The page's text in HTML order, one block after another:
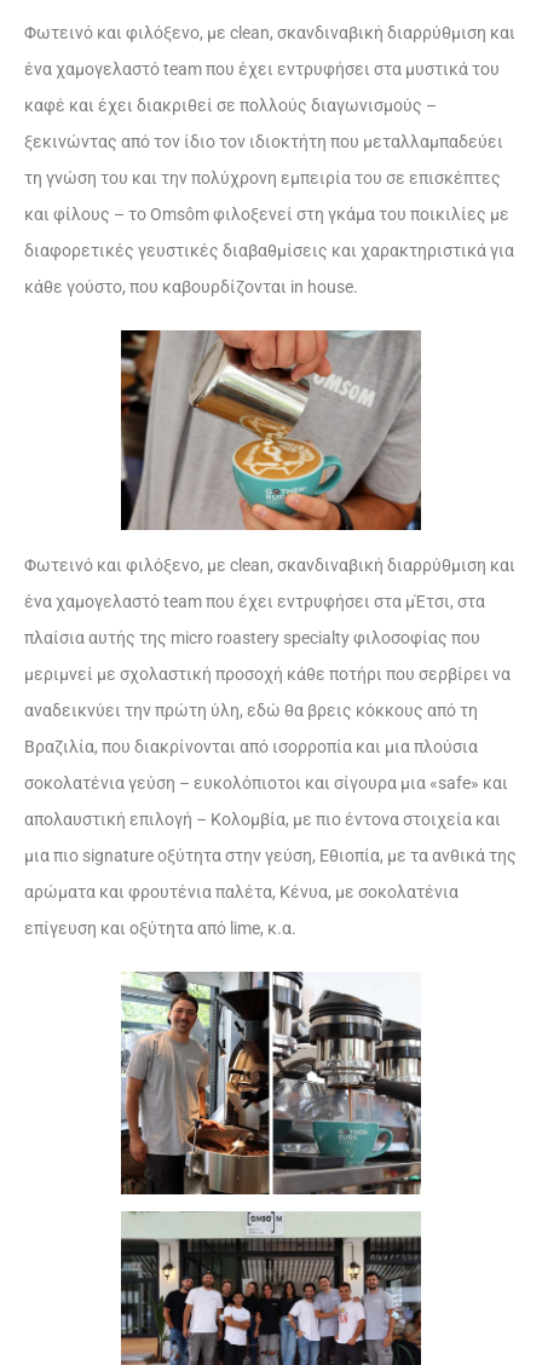
Φωτεινό και φιλόξενο, με clean, σκανδιναβική διαρρύθμιση και
ένα χαμογελαστό team που έχει εντρυφήσει στα μυστικά του
καφέ και έχει διακριθεί σε πολλούς διαγωνισμούς –
ξεκινώντας από τον ίδιο τον ιδιοκτήτη που μεταλλαμπαδεύει
τη γνώση του και την πολύχρονη εμπειρία του σε επισκέπτες
και φίλους – το Omsôm φιλοξενεί στη γκάμα του ποικιλίες με
διαφορετικές γευστικές διαβαθμίσεις και χαρακτηριστικά για
κάθε γούστο, που καβουρδίζονται in house.
Φωτεινό και φιλόξενο, με clean, σκανδιναβική διαρρύθμιση και
ένα χαμογελαστό team που έχει εντρυφήσει στα μΈτσι, στα
πλαίσια αυτής της micro roastery specialty φιλοσοφίας που
μεριμνεί με σχολαστική προσοχή κάθε ποτήρι που σερβίρει να
αναδεικνύει την πρώτη ύλη, εδώ θα βρεις κόκκους από τη
Βραζιλία, που διακρίνονται από ισορροπία και μια πλούσια
σοκολατένια γεύση – ευκολόπιοτοι και σίγουρα μια «safe» και
απολαυστική επιλογή – Κολομβία, με πιο έντονα στοιχεία και
μια πιο signature οξύτητα στην γεύση, Εθιοπία, με τα ανθικά της
αρώματα και φρουτένια παλέτα, Κένυα, με σοκολατένια
επίγευση και οξύτητα από lime, κ.α.